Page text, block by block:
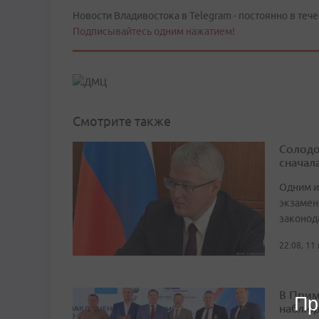
Новости Владивостока в Telegram - постоянно в
Подписывайтесь одним нажатием!
Смотрите также
Одним
22:08, 11
В